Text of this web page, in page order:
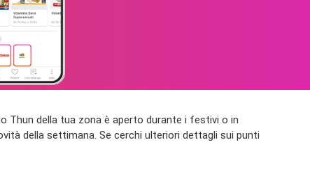
Thun della tua zona è aperto durante i festivi o in
della settimana. Se cerchi ulteriori dettagli sui punti